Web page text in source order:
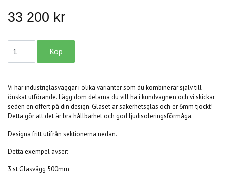
33 200 kr
Vi har industriglasväggar i olika varianter som du kombinerar själv till
önskat utförande. Lägg dom delarna du vill ha i kundvagnen och vi skickar
seden en offert på din design. Glaset är säkerhetsglas och er 6mm tjockt!
Detta gör att det är bra hållbarhet och god ljudisoleringsförmåga.
Designa fritt utifrån sektionerna nedan.
Detta exempel avser:
3 st Glasvägg 500mm